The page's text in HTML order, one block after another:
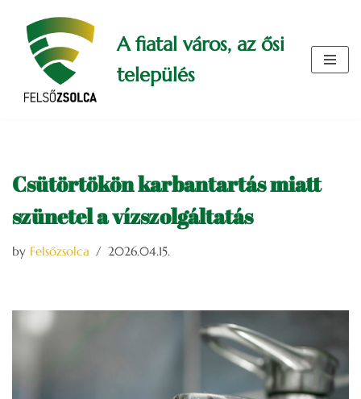
Skip
content
A fiatal város, az ősi
település
Csütörtökön karbantartás miatt
szünetel a vízszolgáltatás
by Felsőzsolca 2026.04.15.